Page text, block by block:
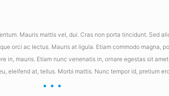
Mauris mattis vel, dui. Cras non porta tincidunt. Sed
orci ac lectus. Mauris at ligula. Etiam commodo magna,
mauris. Etiam nunc venenatis in, ornare egestas sit
at, tellus. Morbi mattis. Nunc tempor id, pretium